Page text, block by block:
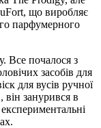
що виробляє
парфумерного
Все почалося з
засобів для
для вусів ручної
він занурився в